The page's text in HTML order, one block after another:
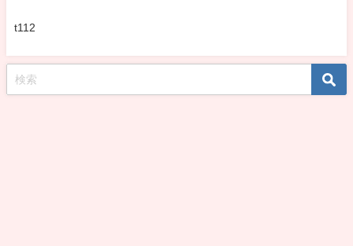
t112